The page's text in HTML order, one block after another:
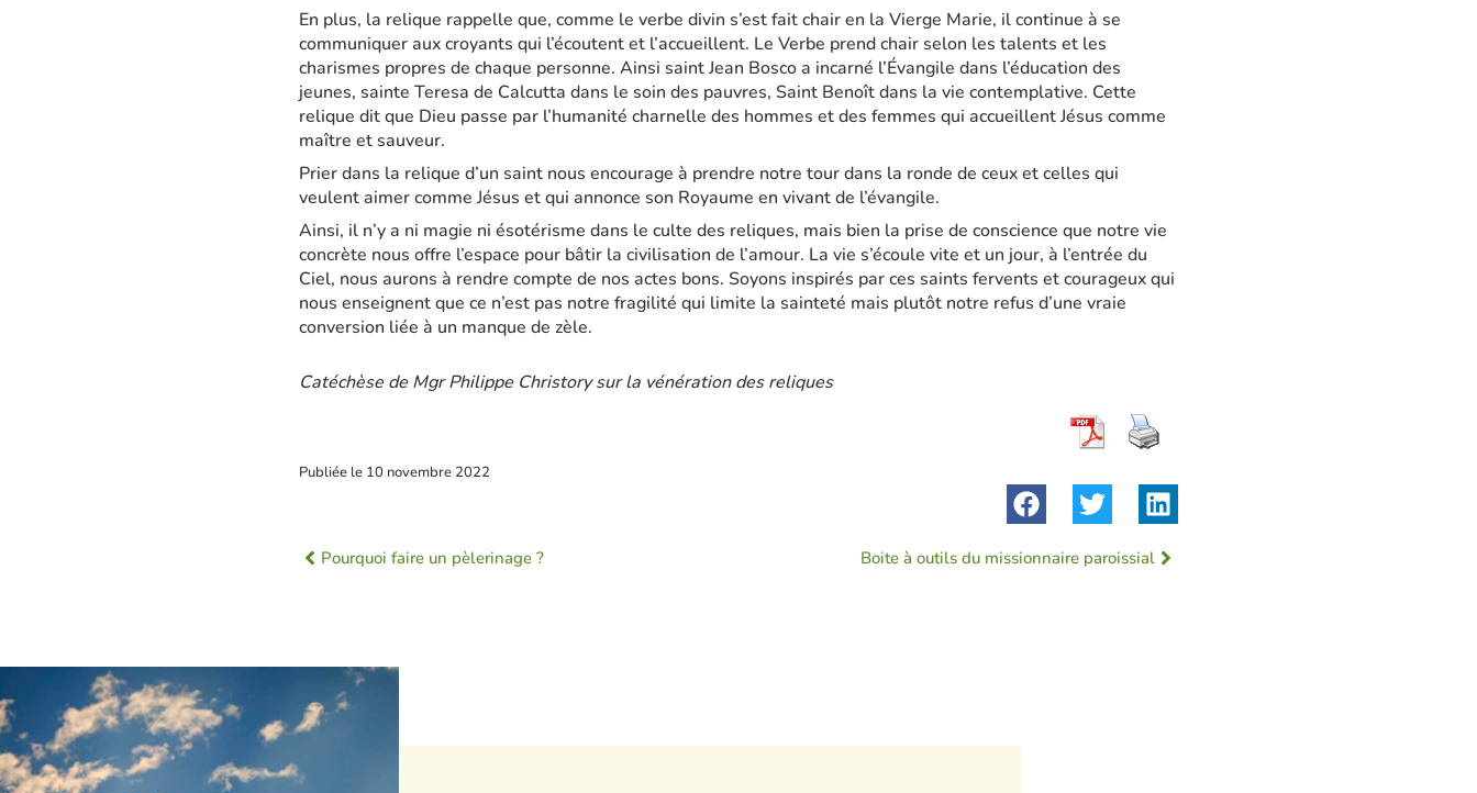
En plus, la relique rappelle que, comme le verbe divin s’est fait chair en la Vierge Marie, il continue à se
communiquer aux croyants qui l’écoutent et l’accueillent. Le Verbe prend chair selon les talents et les
charismes propres de chaque personne. Ainsi saint Jean Bosco a incarné l’Évangile dans l’éducation des
jeunes, sainte Teresa de Calcutta dans le soin des pauvres, Saint Benoît dans la vie contemplative. Cette
relique dit que Dieu passe par l’humanité charnelle des hommes et des femmes qui accueillent Jésus comme
maître et sauveur.
Prier dans la relique d’un saint nous encourage à prendre notre tour dans la ronde de ceux et celles qui
veulent aimer comme Jésus et qui annonce son Royaume en vivant de l’évangile.
Ainsi, il n’y a ni magie ni ésotérisme dans le culte des reliques, mais bien la prise de conscience que notre vie
concrète nous offre l’espace pour bâtir la civilisation de l’amour. La vie s’écoule vite et un jour, à l’entrée du
Ciel, nous aurons à rendre compte de nos actes bons. Soyons inspirés par ces saints fervents et courageux qui
nous enseignent que ce n’est pas notre fragilité qui limite la sainteté mais plutôt notre refus d’une vraie
conversion liée à un manque de zèle.
Catéchèse de Mgr Philippe Christory sur la vénération des reliques
Publiée le 10 novembre 2022
Pourquoi faire un pèlerinage ? Boite à outils du missionnaire paroissial